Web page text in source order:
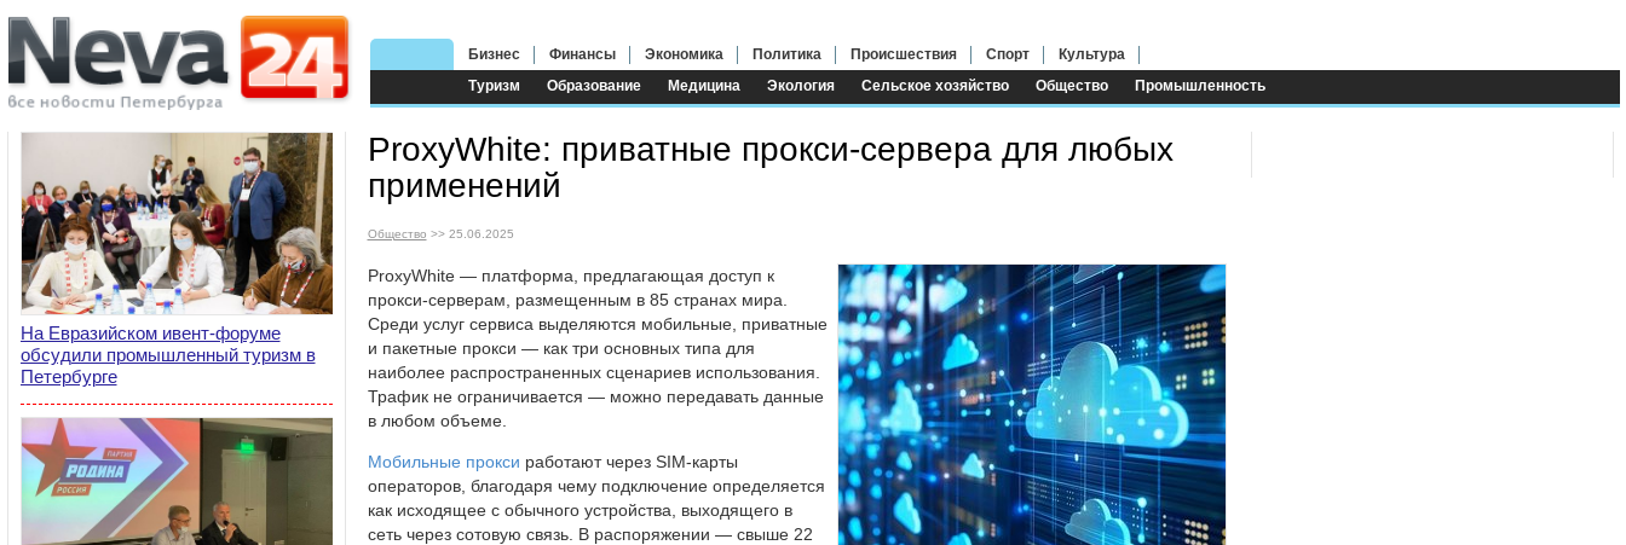
Туризм Образование Медицина Экология Сельское хозяйство Общество Промышленность
Бизнес Финансы Экономика Политика Происшествия Спорт Культура
На Евразийском ивент-форуме
обсудили промышленный туризм в
Петербурге
ProxyWhite: приватные прокси-сервера для любых
применений
Общество >> 25.06.2025
ProxyWhite — платформа, предлагающая доступ к
прокси-серверам, размещенным в 85 странах мира.
Среди услуг сервиса выделяются мобильные, приватные
и пакетные прокси — как три основных типа для
наиболее распространенных сценариев использования.
Трафик не ограничивается — можно передавать данные
в любом объеме.
Мобильные прокси работают через SIM-карты
операторов, благодаря чему подключение определяется
как исходящее с обычного устройства, выходящего в
сеть через сотовую связь. В распоряжении — свыше 22